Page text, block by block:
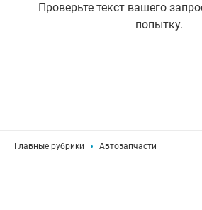
Проверьте текст вашего
попытку.
Главные рубрики Автозапчасти